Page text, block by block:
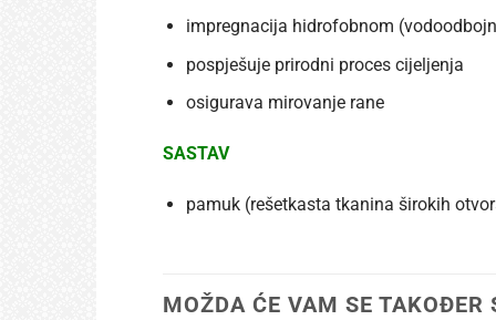
impregnacija hidrofobnom
pospješuje prirodni proces cijeljenja
osigurava mirovanje rane
SASTAV
pamuk (rešetkasta tkanina širokih
MOŽDA ĆE VAM SE